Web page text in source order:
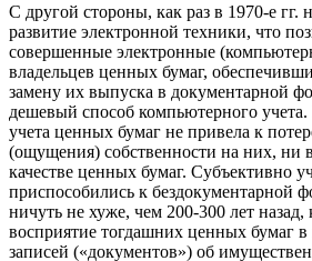
С другой стороны, как раз в 1970-е гг.
развитие электронной техники, что
совершенные электронные
владельцев ценных бумаг,
замену их выпуска в документарной
дешевый способ компьютерного
учета ценных бумаг не привела к
(ощущения) собственности на них, ни
качестве ценных бумаг. Субъективно
приспособились к бездокументарной
ничуть не хуже, чем 200-300 лет назад,
восприятие тогдашних ценных бумаг
записей («документов») об